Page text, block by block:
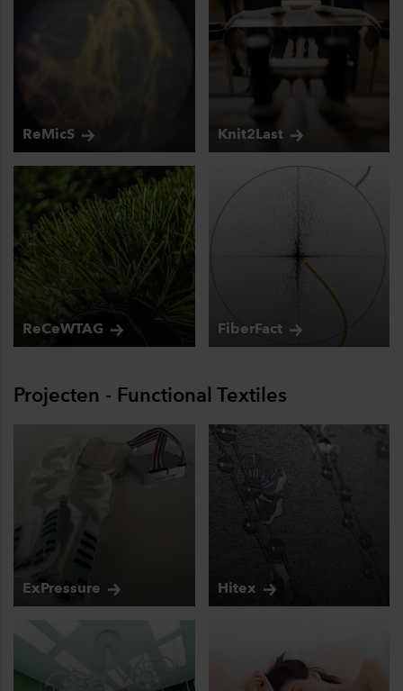
ReMicS Knit2Last
ReCeWTAG FiberFact
Projecten - Functional Textiles
ExPressure Hitex